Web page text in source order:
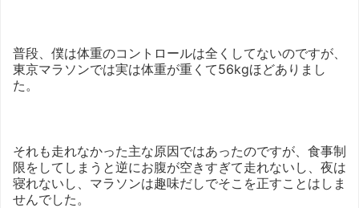
普段、僕は体重のコントロールは全くしてないのですが、
東京マラソンでは実は体重が重くて56kgほどありまし
た。
それも走れなかった主な原因ではあったのですが、食事制
限をしてしまうと逆にお腹が空きすぎて走れないし、夜は
寝れないし、マラソンは趣味だしでそこを正すことはしま
せんでした。